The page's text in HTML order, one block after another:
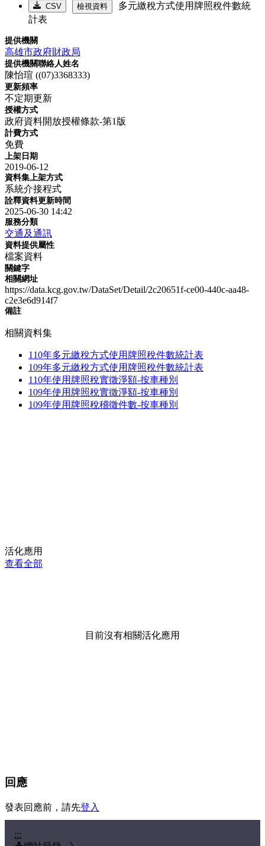
CSV 檢視資料
多元繳稅方式使用牌照稅件數統
計表
提供機關
高雄市政府財政局
提供機關聯絡人姓名
陳怡瑄 ((07)3368333)
更新頻率
不定期更新
授權方式
政府資料開放授權條款-第1版
計費方式
免費
上架日期
2019-06-12
資料集上架方式
系統介接程式
詮釋資料更新時間
2025-06-30 14:42
服務分類
交通及通訊
資料提供屬性
檔案資料
關鍵字
相關網址
https://data.kcg.gov.tw/DataSet/Detail/2c20651f-ce00-440c-aa48-
c2e3e6d914f7
備註
相關資料集
110年多元繳稅方式使用牌照稅件數統計表
109年多元繳稅方式使用牌照稅件數統計表
110年使用牌照稅實徵淨額-按車種別
109年使用牌照稅實徵淨額-按車種別
109年使用牌照稅稽徵件數-按車種別
活化應用
查看全部
目前沒有相關活化應用
回應
發表回應前，請先登入
:::